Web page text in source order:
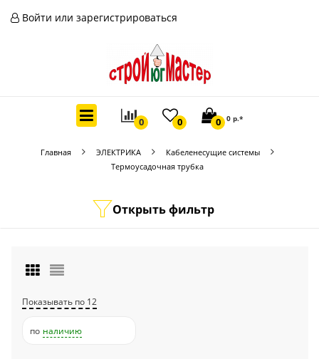
Войти или зарегистрироваться
0 0 0 0 р.*
Главная ЭЛЕКТРИКА
Кабеленесущие системы
Термоусадочная трубка
Открыть фильтр
Показывать по 12
по наличию